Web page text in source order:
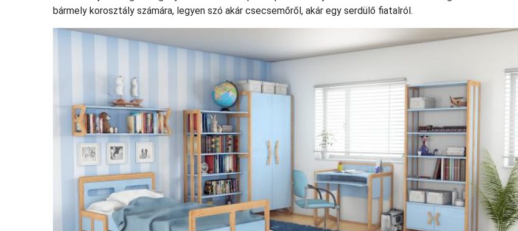
bármely korosztály számára, legyen szó akár csecsemőről, akár egy serdülő fiatalról.